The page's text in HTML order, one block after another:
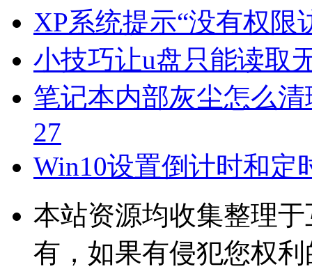
XP系统提示“没有权限
小技巧让u盘只能读取
笔记本内部灰尘怎么
27
Win10设置倒计时和定
本站资源均收集整理
有，如果有侵犯您权